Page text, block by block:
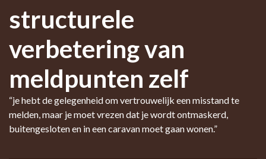
structurele
verbetering van
meldpunten zelf
“je hebt de gelegenheid om vertrouwelijk een misstand te
melden, maar je moet vrezen dat je wordt ontmaskerd,
buitengesloten en in een caravan moet gaan wonen.”